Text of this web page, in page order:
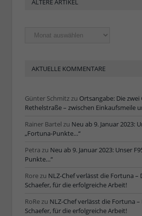
ÄLTERE ARTIKEL
Ältere
Artikel
AKTUELLE KOMMENTARE
Günter Schmitzzu Ortsangabe: Die
Rethelstraße – zwischen Einkaufsmeile
Rainer Bartel zu Neu ab 9. Januar 2023:
„Fortuna-Punkte…“
Petra zu Neu ab 9. Januar 2023: Unser
Punkte…“
Rorezu NLZ-Chef verlässt die Fortuna –
Schaefer, für die erfolgreiche Arbeit!
RoRezu NLZ-Chef verlässt die Fortuna
Schaefer, für die erfolgreiche Arbeit!